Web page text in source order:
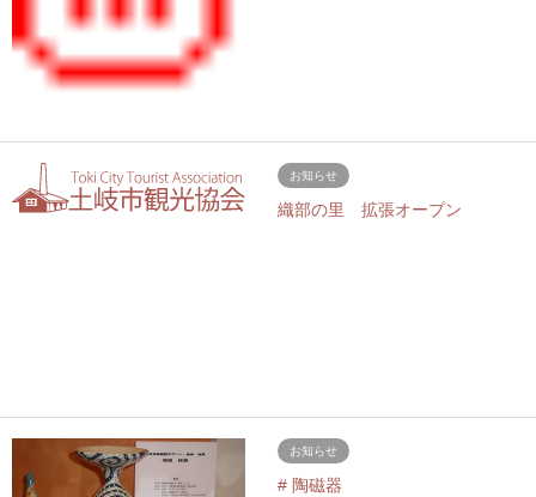
お知らせ
織部の里 拡張オープン
お知らせ
# 陶磁器